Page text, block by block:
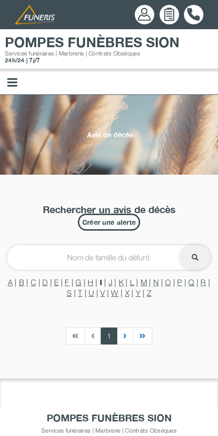
contenu
POMPES FUNÈBRES SION
Services funéraires | Marbrerie | Contrats Obsèques
24h/24 | 7j/7
Avis de décès
Rechercher un avis de décès
Créer une alerte
A | B | C | D | E | F |G | H | I | J | K | L | M | N |O | P |Q | R |
S |T | U |V|W | X| Y| Z
1
POMPES FUNÈBRES SION
Services funéraires | Marbrerie | Contrats Obsèques